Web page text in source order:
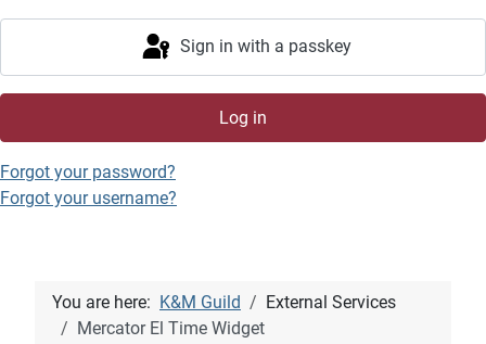
Sign in with a passkey
Log in
Forgot your password?
Forgot your username?
You are here: K&M Guild
External Services
Mercator El Time Widget